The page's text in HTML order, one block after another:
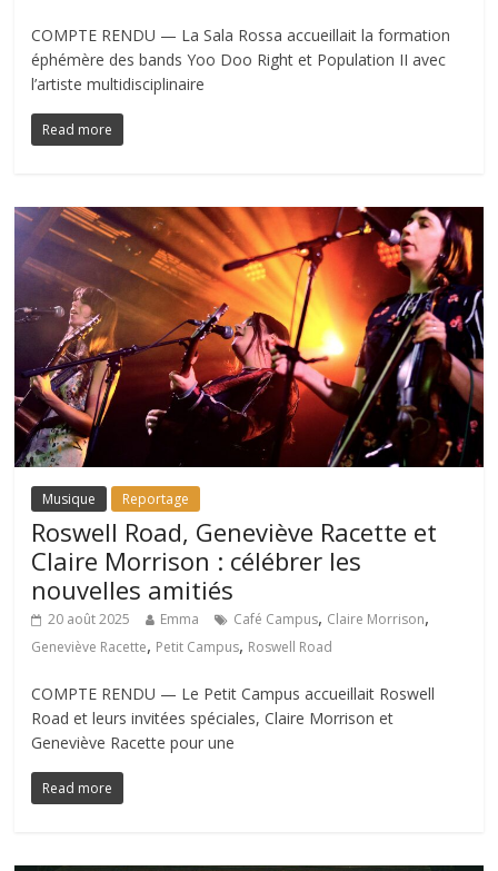
COMPTE RENDU — La Sala Rossa accueillait la formation
éphémère des bands Yoo Doo Right et Population II avec
l’artiste multidisciplinaire
Read more
Musique Reportage
Roswell Road, Geneviève Racette et
Claire Morrison : célébrer les
nouvelles amitiés
20 août 2025 Emma Café Campus, Claire Morrison,
Geneviève Racette, Petit Campus, Roswell Road
COMPTE RENDU — Le Petit Campus accueillait Roswell
Road et leurs invitées spéciales, Claire Morrison et
Geneviève Racette pour une
Read more